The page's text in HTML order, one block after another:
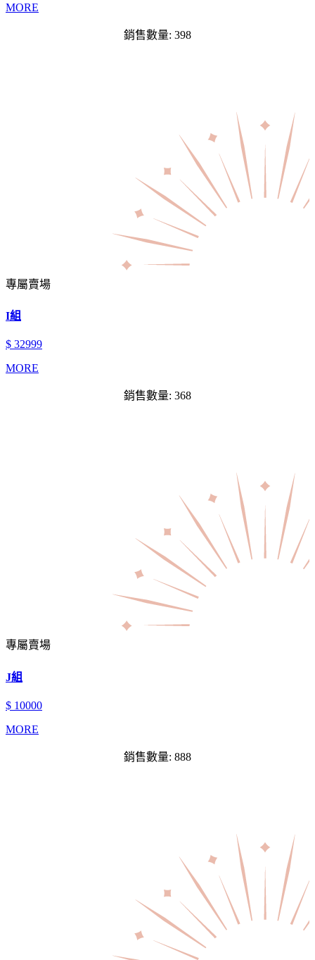
MORE
銷售數量: 398
專屬賣場
I組
$ 32999
MORE
銷售數量: 368
專屬賣場
J組
$ 10000
MORE
銷售數量: 888